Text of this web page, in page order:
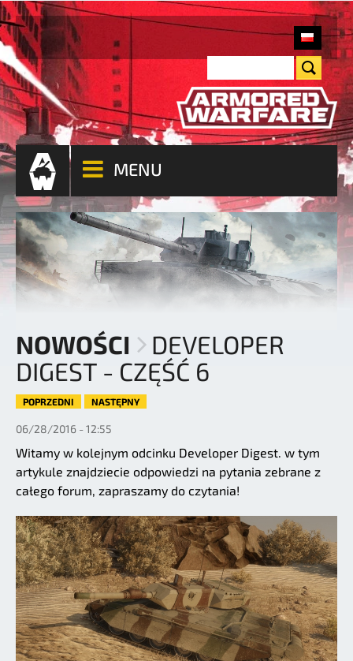
MENU
NOWOŚCI
DEVELOPER
DIGEST - CZĘŚĆ 6
POPRZEDNI NASTĘPNY
06/28/2016 - 12:55
Witamy w kolejnym odcinku Developer Digest. w tym
artykule znajdziecie odpowiedzi na pytania zebrane z
całego forum, zapraszamy do czytania!